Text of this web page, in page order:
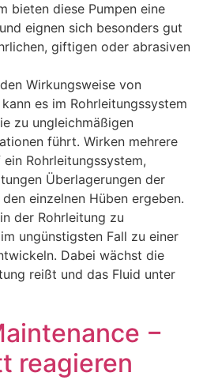
bieten diese Pumpen eine
eignen sich besonders gut
giftigen oder abrasiven
Wirkungsweise von
es im Rohrleitungssystem
zu ungleichmäßigen
führt. Wirken mehrere
Rohrleitungssystem,
Überlagerungen der
einzelnen Hüben ergeben.
der Rohrleitung zu
ungünstigsten Fall zu einer
Dabei wächst die
reißt und das Fluid unter
−
reagieren